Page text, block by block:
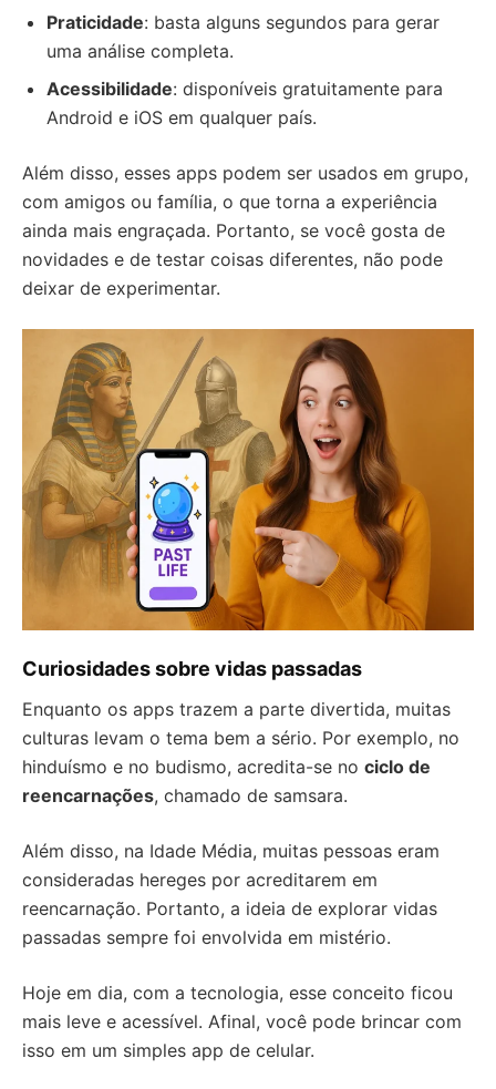
Praticidade: basta alguns segundos para gerar
uma análise completa.
Acessibilidade: disponíveis gratuitamente para
Android e iOS em qualquer país.
Além disso, esses apps podem ser usados em grupo,
com amigos ou família, o que torna a experiência
ainda mais engraçada. Portanto, se você gosta de
novidades e de testar coisas diferentes, não pode
deixar de experimentar.
Curiosidades sobre vidas passadas
Enquanto os apps trazem a parte divertida, muitas
culturas levam o tema bem a sério. Por exemplo, no
hinduísmo e no budismo, acredita-se no ciclo de
reencarnações, chamado de samsara.
Além disso, na Idade Média, muitas pessoas eram
consideradas hereges por acreditarem em
reencarnação. Portanto, a ideia de explorar vidas
passadas sempre foi envolvida em mistério.
Hoje em dia, com a tecnologia, esse conceito ficou
mais leve e acessível. Afinal, você pode brincar com
isso em um simples app de celular.